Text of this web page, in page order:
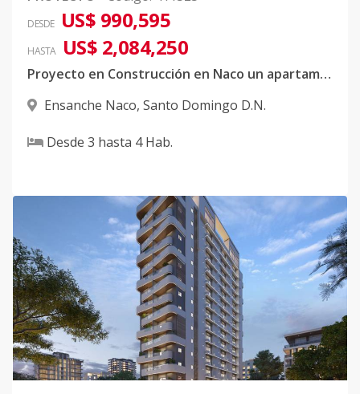
DESDE US$ 990,595
HASTA US$ 2,084,250
Proyecto en Construcción en Naco un apartamento por piso
Ensanche Naco, Santo Domingo D.N.
Desde 3 hasta 4Hab.